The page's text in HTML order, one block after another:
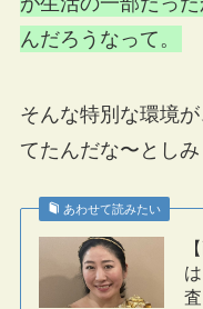
んだろうなって。
そんな特別な環境
てたんだな〜としみ
あわせて読みたい
査